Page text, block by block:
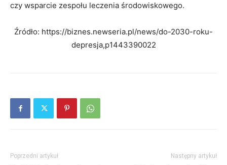
czy wsparcie zespołu leczenia środowiskowego.
Źródło: https://biznes.newseria.pl/news/do-2030-roku-
depresja,p1443390022
Poprzedni artykuł Następny artykuł